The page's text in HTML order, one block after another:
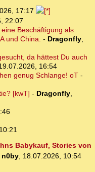
17:17
22:07
Beschäftigung als
und China. - Dragonfly,
da hättest Du auch
16:54
genug Schlange! oT-
[kwT] - Dragonfly,
Babykauf, Stories von
n0by, 18.07.2026, 10:54